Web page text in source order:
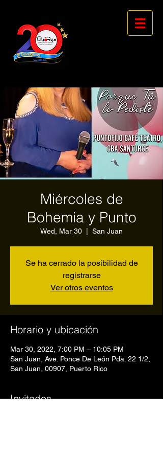
Miércoles de
Bohemia y Punto
Wed, Mar 30 San Juan
Se ha cerrado la posibilidad de
registrarse
Ver otros eventos
Horario y ubicación
Mar 30, 2022, 7:00 PM – 10:05 PM
San Juan, Ave. Ponce De León Pda. 22 1/2,
San Juan, 00907, Puerto Rico
Invitados